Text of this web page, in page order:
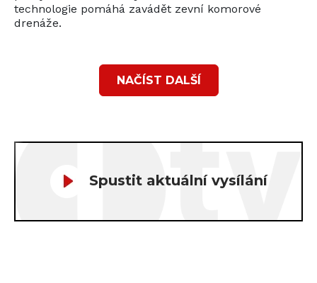
technologie pomáhá zavádět zevní komorové
drenáže.
NAČÍST DALŠÍ
Spustit aktuální vysílání